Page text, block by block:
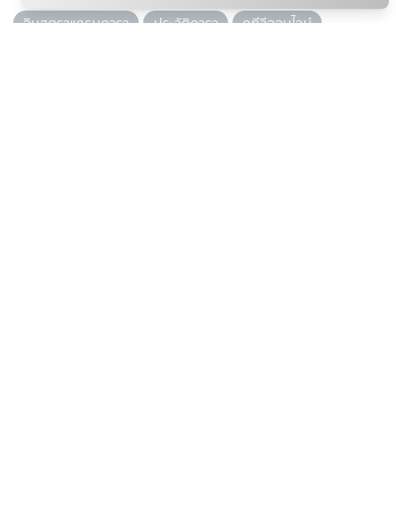
อินสตราแกรมดารา
ประวัติดารา
ดูทีวีออนไลน์